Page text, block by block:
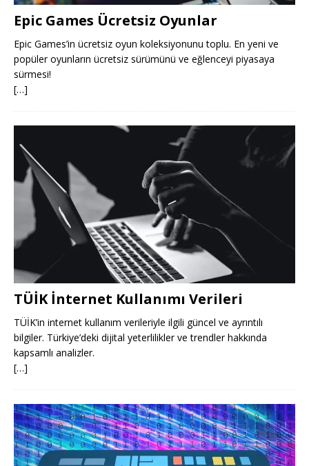
Epic Games Ücretsiz Oyunlar
Epic Games’in ücretsiz oyun koleksiyonunu toplu. En yeni ve
popüler oyunların ücretsiz sürümünü ve eğlenceyi piyasaya
sürmesi!
[…]
TÜİK İnternet Kullanımı Verileri
TÜİK’in internet kullanım verileriyle ilgili güncel ve ayrıntılı
bilgiler. Türkiye’deki dijital yeterlilikler ve trendler hakkında
kapsamlı analizler.
[…]